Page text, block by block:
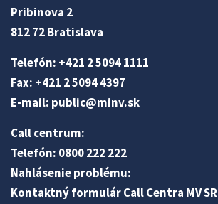
Pribinova 2
812 72 Bratislava
Telefón: +421 2 5094 1111
Fax: +421 2 5094 4397
E-mail: public@minv.sk
Call centrum:
Telefón: 0800 222 222
Nahlásenie problému:
Kontaktný formulár Call Centra MV SR